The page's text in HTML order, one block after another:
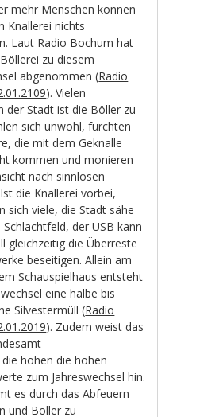
mehr Menschen können
Knallerei nichts
Laut Radio Bochum hat
zu diesem
abgenommen (Radio
). Vielen
der Stadt ist die Böller zu
sich unwohl, fürchten
die mit dem Geknalle
kommen und monieren
nach sinnlosen
die Knallerei vorbei,
sich viele, die Stadt sähe
der USB kann
gleichzeitig die Überreste
beseitigen. Allein am
Schauspielhaus entsteht
eine halbe bis
Silvestermüll (Radio
). Zudem weist das
hohen die hohen
zum Jahreswechsel hin.
es durch das Abfeuern
und Böller zu